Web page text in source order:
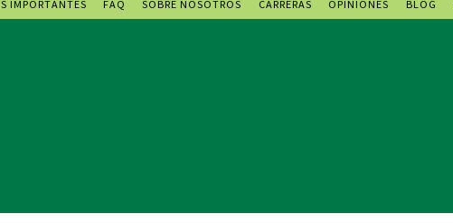
BLOG
OPINIONES
CARRERAS
SOBRE NOSOTROS
FAQ
IMPORTANTES